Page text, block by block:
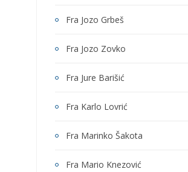
Fra Jozo Grbeš
Fra Jozo Zovko
Fra Jure Barišić
Fra Karlo Lovrić
Fra Marinko Šakota
Fra Mario Knezović